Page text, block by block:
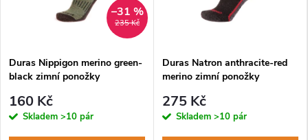
235 Kč
–31 %
Duras Nippigon merino green-
black zimní ponožky
160 Kč
Skladem >10 pár
Duras Natron anthracite-red
merino zimní ponožky
275 Kč
Skladem >10 pár